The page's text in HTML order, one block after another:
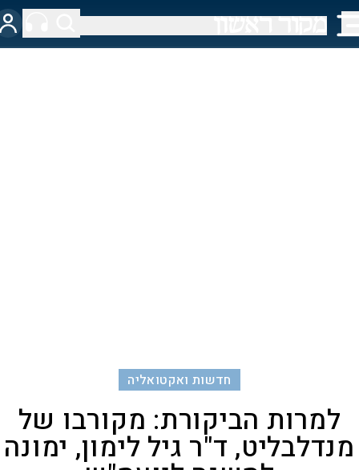
חדשות ואקטואליה
למרות הביקורת: מקורבו של
מנדלבליט, ד"ר גיל לימון, ימונה